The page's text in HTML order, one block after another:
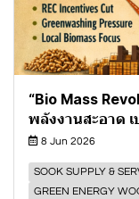
“Bio Mass
พลังงานสะอาด
8 Jun 2026
SOOK SUPPLY &
GREEN ENERGY